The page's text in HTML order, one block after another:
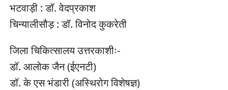
भटवाड़ी : डॉ. वेदप्रकाश
चिन्यालीसौड़ : डॉ. विनोद कुकरेती
जिला चिकित्सालय उत्तरकाशीः-
डॉ. आलोक जैन (ईएनटी)
डॉ. के एस भंडारी (अस्थिरोग विशेषज्ञ)